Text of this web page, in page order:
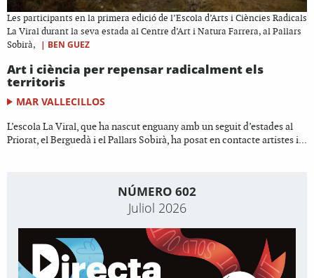
Les participants en la primera edició de l’Escola d’Arts i Ciències Radicals
La Viral durant la seva estada al Centre d’Art i Natura Farrera, al Pallars
Sobirà,
| BEN GUEZ
Art i ciència per repensar radicalment els
territoris
MAR VALLECILLOS
L’escola La Viral, que ha nascut enguany amb un seguit d’estades al
Priorat, el Berguedà i el Pallars Sobirà, ha posat en contacte artistes i...
NÚMERO 602
Juliol 2026